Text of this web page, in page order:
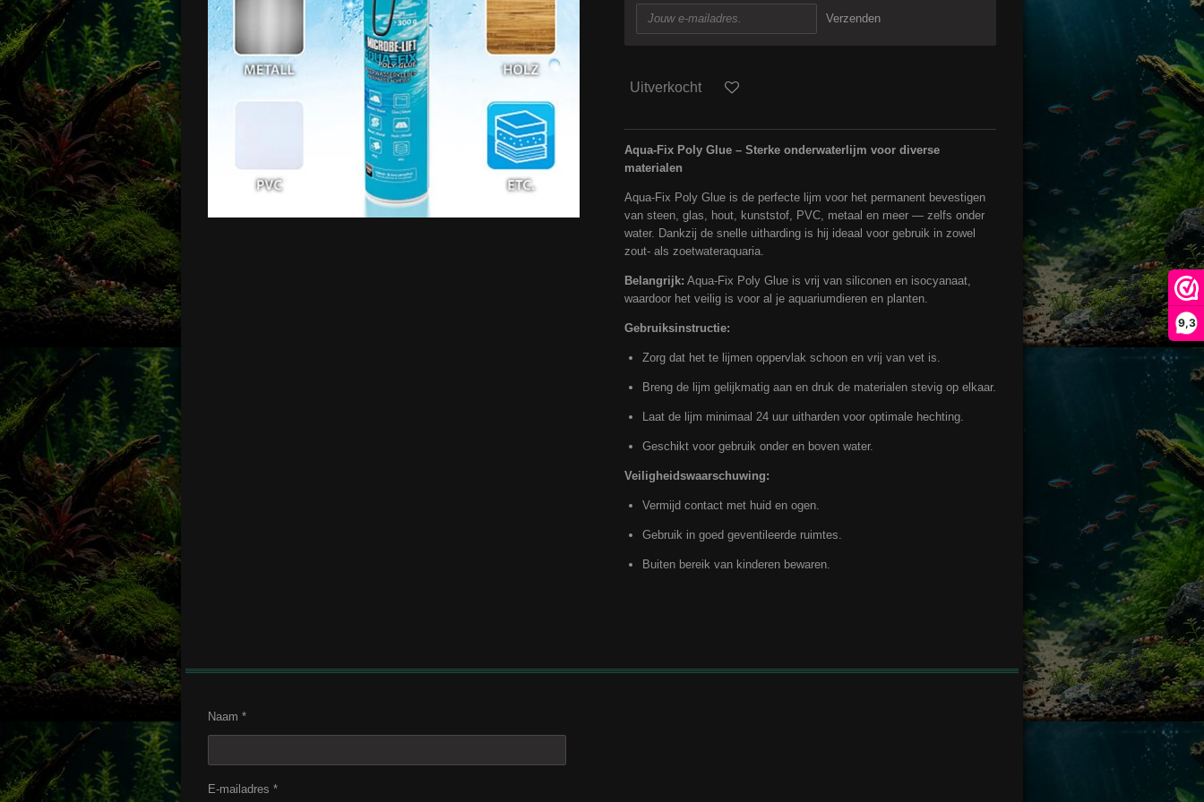
9,3
Verzenden
Uitverkocht
Aqua-Fix Poly Glue – Sterke onderwaterlijm voor diverse
materialen
Aqua-Fix Poly Glue is de perfecte lijm voor het permanent bevestigen
van steen, glas, hout, kunststof, PVC, metaal en meer — zelfs onder
water. Dankzij de snelle uitharding is hij ideaal voor gebruik in zowel
zout- als zoetwateraquaria.
Belangrijk: Aqua-Fix Poly Glue is vrij van siliconen en isocyanaat,
waardoor het veilig is voor al je aquariumdieren en planten.
Gebruiksinstructie:
Zorg dat het te lijmen oppervlak schoon en vrij van vet is.
Breng de lijm gelijkmatig aan en druk de materialen stevig op elkaar.
Laat de lijm minimaal 24 uur uitharden voor optimale hechting.
Geschikt voor gebruik onder en boven water.
Veiligheidswaarschuwing:
Vermijd contact met huid en ogen.
Gebruik in goed geventileerde ruimtes.
Buiten bereik van kinderen bewaren.
Naam *
E-mailadres *